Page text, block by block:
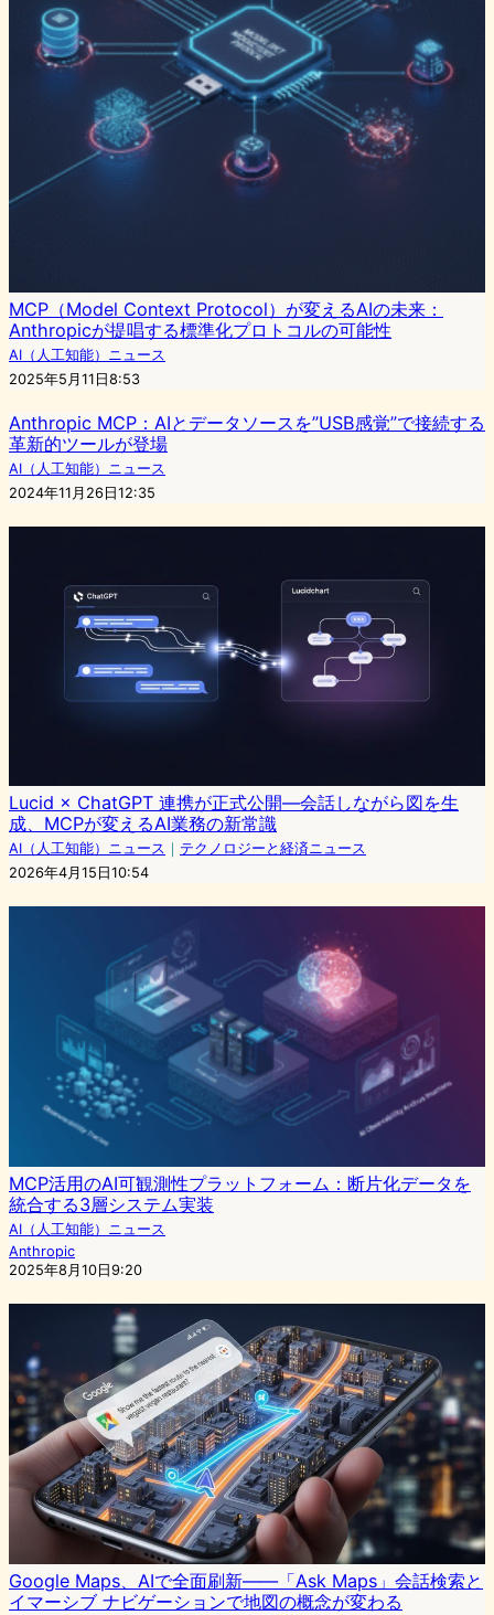
MCP（Model Context Protocol）が変えるAIの未来：
Anthropicが提唱する標準化プロトコルの可能性
AI（人工知能）ニュース
2025年5月11日8:53
Anthropic MCP：AIとデータソースを”USB感覚”で接続する
革新的ツールが登場
AI（人工知能）ニュース
2024年11月26日12:35
Lucid × ChatGPT 連携が正式公開―会話しながら図を生
成、MCPが変えるAI業務の新常識
AI（人工知能）ニュース ｜ テクノロジーと経済ニュース
2026年4月15日10:54
MCP活用のAI可観測性プラットフォーム：断片化データを
統合する3層システム実装
AI（人工知能）ニュース
Anthropic
2025年8月10日9:20
Google Maps、AIで全面刷新——「Ask Maps」会話検索と
イマーシブ ナビゲーションで地図の概念が変わる